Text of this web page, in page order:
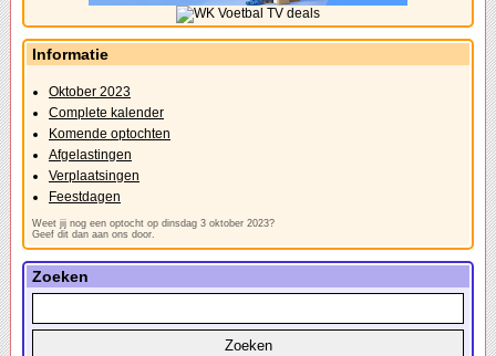
Informatie
Oktober 2023
Complete kalender
Komende optochten
Afgelastingen
Verplaatsingen
Feestdagen
Weet jij nog een optocht op dinsdag 3 oktober 2023?
Geef dit dan aan ons door.
Zoeken